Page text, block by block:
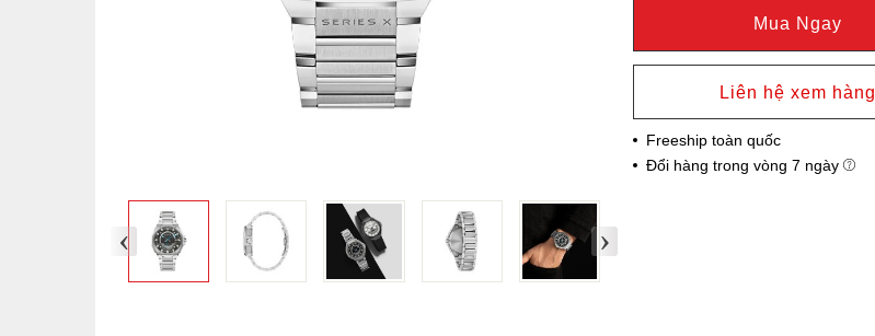
‹ ›
Mua Ngay
Liên hệ xem hàng
Freeship toàn quốc
Đổi hàng trong vòng 7 ngày